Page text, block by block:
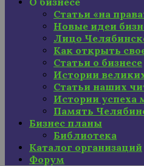
Статьи «на
Новые идеи
Лицо
Как открыть
Статьи о бизнесе
Истории
Статьи наших
Истории успеха
Память
Бизнес планы
Библиотека
Каталог организаций
Форум